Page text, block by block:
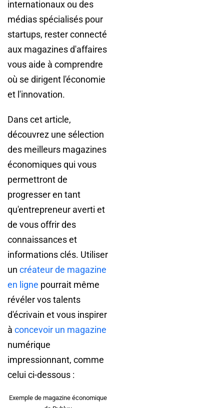
internationaux ou des
médias spécialisés pour
startups, rester connecté
aux magazines d'affaires
vous aide à comprendre
où se dirigent l'économie
et l'innovation.
Dans cet article,
découvrez une sélection
des meilleurs magazines
économiques qui vous
permettront de
progresser en tant
qu'entrepreneur averti et
de vous offrir des
connaissances et
informations clés. Utiliser
un créateur de magazine
en ligne pourrait même
révéler vos talents
d'écrivain et vous inspirer
à concevoir un magazine
numérique
impressionnant, comme
celui ci-dessous :
Exemple de magazine économique